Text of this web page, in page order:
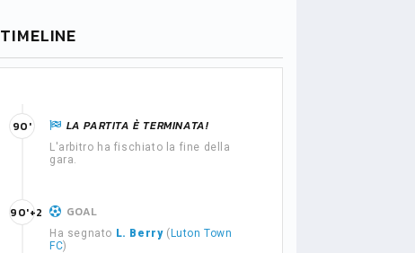
TIMELINE
LA PARTITA È TERMINATA!
L'arbitro ha fischiato la fine della
gara.
90'
GOAL
Ha segnato L. Berry( Luton Town
FC)
90'+2